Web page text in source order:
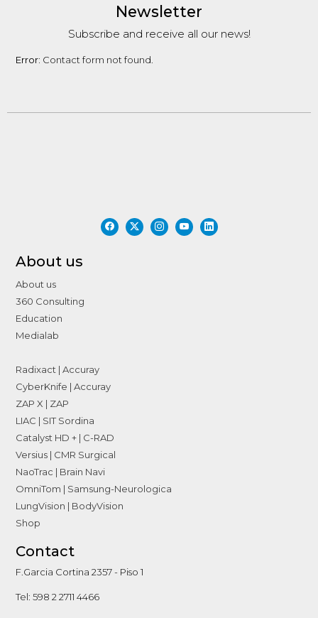
Newsletter
Subscribe and receive all our news!
Error: Contact form not found.
About us
About us
360 Consulting
Education
Medialab
Radixact | Accuray
CyberKnife | Accuray
ZAP X | ZAP
LIAC | SIT Sordina
Catalyst HD + | C-RAD
Versius | CMR Surgical
NaoTrac | Brain Navi
OmniTom | Samsung-Neurologica
LungVision | BodyVision
Shop
Contact
F.Garcia Cortina 2357 - Piso 1
Tel: 598 2 2711 4466